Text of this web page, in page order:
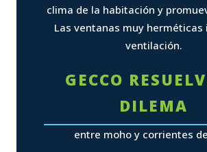
clima de la habitación y
Las ventanas muy herméticas
ventilación.
GECCO
DILEMA
entre moho y corrientes